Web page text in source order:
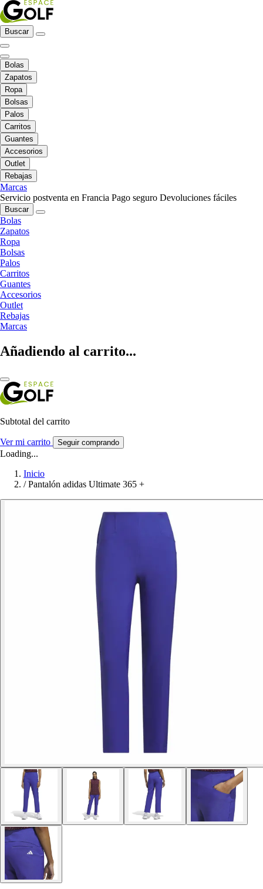
Buscar
Bolas
Zapatos
Ropa
Bolsas
Palos
Carritos
Guantes
Accesorios
Outlet
Rebajas
Marcas
Servicio postventa en Francia Pago seguro Devoluciones fáciles
Buscar
Bolas
Zapatos
Ropa
Bolsas
Palos
Carritos
Guantes
Accesorios
Outlet
Rebajas
Marcas
Añadiendo al carrito...
Subtotal del carrito
Ver mi carrito Seguir comprando
Loading...
Inicio
/ Pantalón adidas Ultimate 365 +